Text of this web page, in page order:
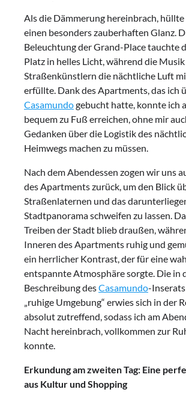
Als die Dämmerung hereinbrach, hüllte
einen besonders zauberhaften Glanz.
Beleuchtung der Grand-Place tauchte
Platz in helles Licht, während die
Straßenkünstlern die nächtliche Luft
erfüllte. Dank des Apartments, das ich
Casamundogebucht hatte, konnte ich
bequem zu Fuß erreichen, ohne mir
Gedanken über die Logistik des
Heimwegs machen zu müssen.
Nach dem Abendessen zogen wir uns
des Apartments zurück, um den Blick
Straßenlaternen und das
Stadtpanorama schweifen zu lassen.
Treiben der Stadt blieb draußen,
Inneren des Apartments ruhig und
ein herrlicher Kontrast, der für eine
entspannte Atmosphäre sorgte. Die in
Beschreibung desCasamundo-
„ruhige Umgebung“ erwies sich in der
absolut zutreffend, sodass ich am
Nacht hereinbrach, vollkommen zur
konnte.
Erkundung am zweiten Tag: Eine
aus Kultur und Shopping